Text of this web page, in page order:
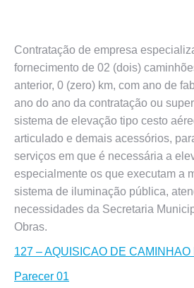
Contratação de empresa
fornecimento de 02 (dois)
anterior, 0 (zero) km, com ano de
ano do ano da contratação ou
sistema de elevação tipo cesto
articulado e demais acessórios,
serviços em que é necessária a
especialmente os que executam a
sistema de iluminação pública,
necessidades da Secretaria
Obras.
127 – AQUISICAO DE
Parecer 01